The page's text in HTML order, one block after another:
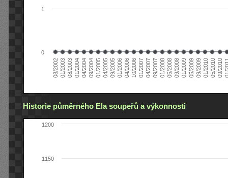
08/200201/200308/200301/200404/200409/200401/200504/200509/200501/200604/200610/200601/200704/200709/200701/200805/200809/200801/200905/200909/200901/201005/201009/2010
0
1
Historie půměrného Ela soupeřů a výkonnosti
1150
1200